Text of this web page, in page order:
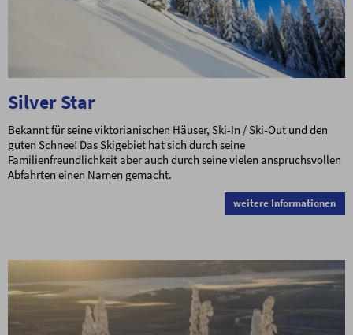
Silver Star
Bekannt für seine viktorianischen Häuser, Ski-In / Ski-Out und den
guten Schnee! Das Skigebiet hat sich durch seine
Familienfreundlichkeit aber auch durch seine vielen anspruchsvollen
Abfahrten einen Namen gemacht.
weitere Informationen